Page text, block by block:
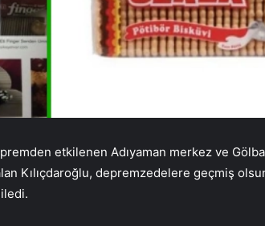
etkilenen Adıyaman merkez ve
Kılıçdaroğlu, depremzedelere geçmiş